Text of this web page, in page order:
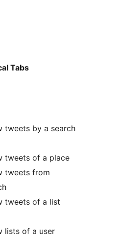
Tabs
tweets by a search
tweets of a place
tweets from
tweets of a list
lists of a user